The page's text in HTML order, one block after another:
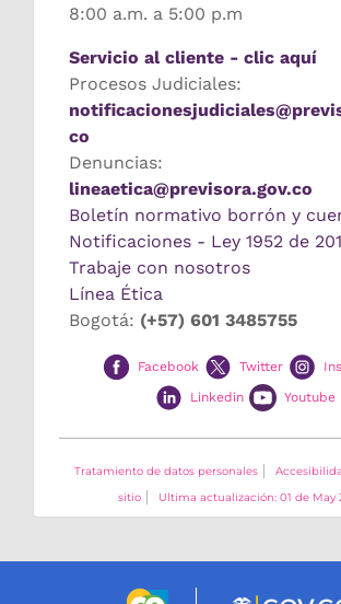
8:00 a.m. a 5:00 p.m
Servicio al cliente - clic aquí
Procesos Judiciales:
co
Denuncias:
lineaetica@previsora.gov.co
Boletín normativo borrón y
Notificaciones - Ley 1952 de
Trabaje con nosotros
Línea Ética
Bogotá: (+57) 601 3485755
Facebook Twitter
Linkedin
Youtube
Tratamiento de datos personales
sitio
Ultima actualización: 01 de May
Logo marca